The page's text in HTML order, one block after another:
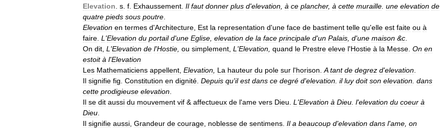
Elevation s f Exhaussement Il faut donner plus d'elevation à ce plancher, à cette muraille une elevation de
quatre pieds sous poutre
Elevation en termes d'Architecture Est la representation d'une face de bastiment telle qu'elle est faite ou à
faire L 'Elevation du portail d'une Eglise elevation de la face principale d'un Palais d'une maison &c
On dit L 'Elevation de l'Hostie ou simplement L 'Elevation quand le Prestre eleve l'Hostie à la Messe On en
estoit à l'Elevation
Les Mathematiciens appellent Elevation La hauteur du pole sur l'horison A tant de degrez d'elevation
Il signifie fig Constitution en dignité Depuis qu'il est dans ce degré d'elevation il luy doit son elevation dans
cette prodigieuse elevation
Il se dit aussi du mouvement vif & affectueux de l'ame vers Dieu L 'Elevation à Dieu l'elevation du coeur à
Dieu
Il signifie aussi Grandeur de courage noblesse de sentimens Il a beaucoup d'elevation dans l'ame on